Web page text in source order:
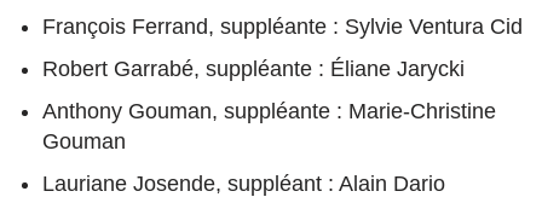
François Ferrand, suppléante : Sylvie Ventura Cid
Robert Garrabé, suppléante : Éliane Jarycki
Anthony Gouman, suppléante : Marie-Christine
Gouman
Lauriane Josende, suppléant : Alain Dario